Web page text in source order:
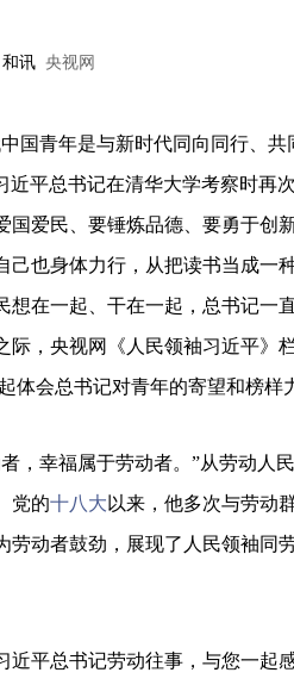
和讯 央视网
国青年是与新时代同向同行、
近平总书记在清华大学考察时再
国爱民、要锤炼品德、要勇于创
己也身体力行，从把读书当成一
想在一起、干在一起，总书记一
际，央视网《人民领袖习近平》
体会总书记对青年的寄望和榜样
，幸福属于劳动者。”从劳动人
党的十八大 以来，他多次与劳动
劳动者鼓劲，展现了人民领袖同
近平总书记劳动往事，与您一起